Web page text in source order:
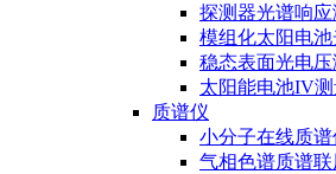
探测器光谱响
模组化太阳电
稳态表面光电
太阳能电池IV
质谱仪
小分子在线质谱
气相色谱质谱联